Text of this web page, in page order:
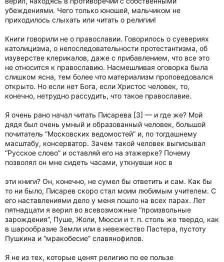
убеждениями. Чего только юношей, мальчиком не
приходилось слыхать или читать о религии!
Книги говорили не о православии. Говорилось о суевериях
католицизма, о непоследовательности протестантизма, об
изуверстве клерикалов, даже с прибавлением, что все это
не относится к православию. Насмешливая оговорка была
слишком ясна, тем более что материализм проповедовался
открыто. Но если нет Бога, если Христос человек, то,
конечно, нетрудно рассудить, что такое православие.
Я очень рано начал читать Писарева [3] — и где же? Мой
дядя был очень умный и образованный человек, большой
почитатель “Московских ведомостей” и, по тогдашнему
масштабу, консерватор. Зачем такой человек выписывал
“Русское слово” и оставляй его на этажерке? Почему
позволял он мне сидеть часами, уткнувши нос в
эти книги? Он, конечно, не сумел бы ответить и сам. Как бы
то ни было, Писарев скоро стал моим любимым учителем. С
его наставлениями дело у меня пошло на всех парах. Лет
пятнадцати я верил во всевозможные “произвольные
зарождения”, Пуше, Жоли, Мюсси и т. п. столь же твердо, как
в шарообразие Земли или в невежество Пастера, пустоту
Пушкина и “мракобесие” славянофилов.
Я не из тех, которые ценят религию по ее пользе